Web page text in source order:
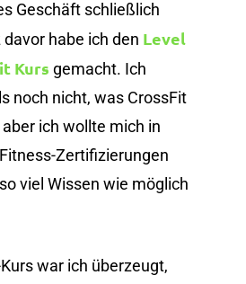
Geschäft schließlich
habe ich den Level
Kurs gemacht. Ich
noch nicht, was CrossFit
ich wollte mich in
Zertifizierungen
viel Wissen wie möglich
war ich überzeugt,